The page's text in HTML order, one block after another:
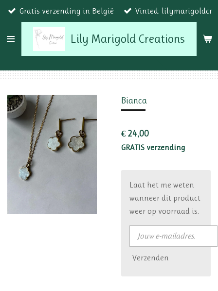
Ga
direct
naar
Lily Marigold Creations
Gratis verzending in België Vinted: lilymarigoldcr
Bianca
€ 24,00
GRATIS verzending
Laat het me weten
wanneer dit product
weer op voorraad is.
Verzenden